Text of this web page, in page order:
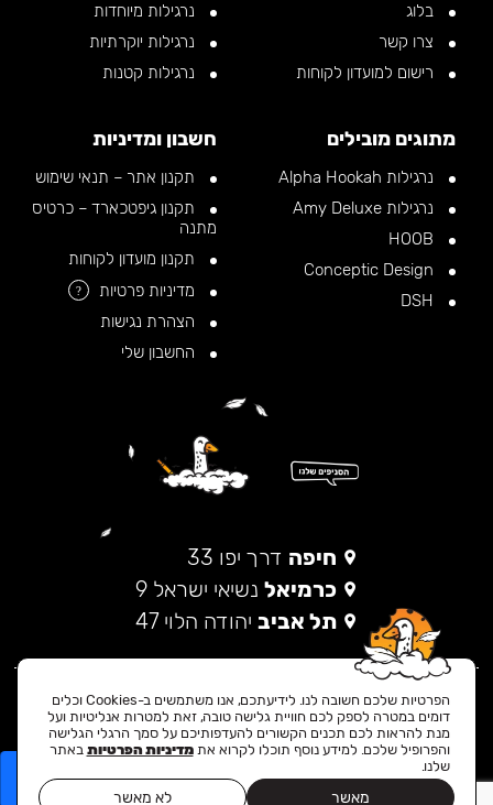
הפרטיות שלכם חשובה לנו. לידיעתכם, אנו משתמשים ב-Cookies וכלים
דומים במטרה לספק לכם חוויית גלישה טובה, זאת למטרות אנליטיות ועל
מנת להראות לכם תכנים הקשורים להעדפותיכם על סמך הרגלי הגלישה
והפרופיל שלכם. למידע נוסף תוכלו לקרוא אתמדיניות הפרטיות באתר
שלנו.
מאשר לא מאשר
בלוג
צרו קשר
רישום למועדון לקוחות
נרגילות מיוחדות
נרגילות יוקרתיות
נרגילות קטנות
מתוגים מובילים
נרגילות Alpha Hookah
נרגילות Amy Deluxe
חשבון ומדיניות
תקנון אתר – תנאי שימוש
תקנון גיפטכארד – כרטיס
מתנה
תקנון מועדון לקוחות
מדיניות פרטיות
?
הצהרת נגישות
החשבון שלי
חיפה דרך יפו 33
כרמיאל נשיאי ישראל 9
תל אביב יהודה הלוי 47
© כל הזכויות שמורות ל 2024 GOOSTO
WHATSAPP
INSTAGRAM